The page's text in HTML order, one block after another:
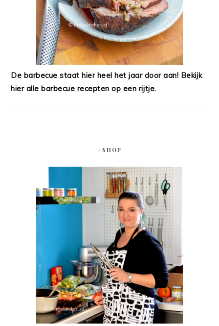
De barbecue staat hier heel het jaar door aan! Bekijk
hier alle barbecue recepten op een rijtje.
#SHOP